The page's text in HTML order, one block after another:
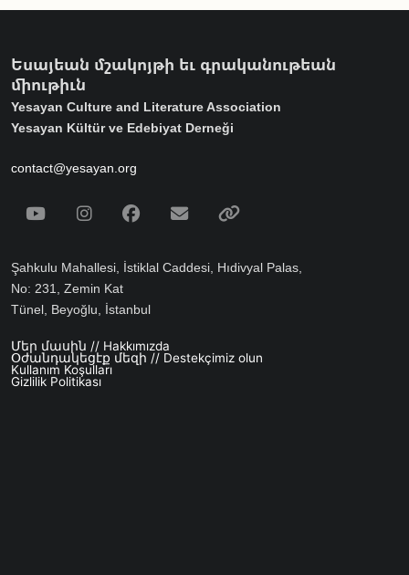
Եսայեան մշակոյթի եւ գրականութեան
միութիւն
Yesayan Culture and Literature Association
Yesayan Kültür ve Edebiyat Derneği
contact@yesayan.org
Social Media
YoutubeInstagramFacebook
Email
Şahkulu Mahallesi, İstiklal Caddesi, Hıdivyal Palas,
No: 231, Zemin Kat
Tünel, Beyoğlu, İstanbul
Footer menu
Մեր մասին // Hakkımızda
Օժանդակեցէք մեզի // Destekçimiz olun
Kullanım Koşulları
Gizlilik Politikası